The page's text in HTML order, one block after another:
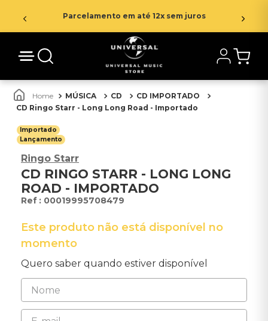
Parcelamento em até 12x sem juros
MÚSICA CD
CD IMPORTADO
CD Ringo Starr - Long Long Road - Importado
Importado
Lançamento
Ringo Starr
CD RINGO STARR - LONG LONG
ROAD - IMPORTADO
: 00019995708479
Este produto não está disponível no
momento
Quero saber quando estiver disponível